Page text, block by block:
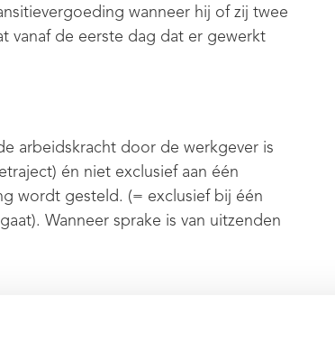
wanneer hij of zij twee
vanaf de eerste dag dat er gewerkt
arbeidskracht door de werkgever is
én niet exclusief aan één
wordt gesteld. (= exclusief bij één
Wanneer sprake is van uitzenden
door de werkgever is gealloceerd (=